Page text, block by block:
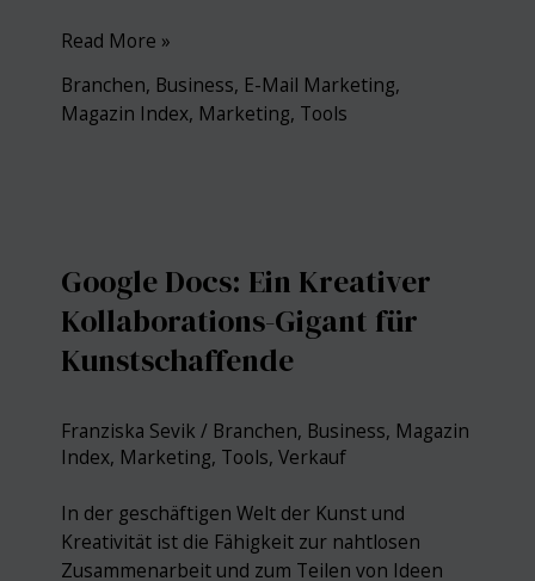
GetResponse:
E-
Mail-
Read More »
Branchen, Business, E-Mail Marketing,
Magazin Index, Marketing, Tools
Google Docs: Ein Kreativer
Kollaborations-Gigant für
Kunstschaffende
Franziska Sevik/ Branchen, Business, Magazin
Index, Marketing, Tools,Verkauf
In der geschäftigen Welt der Kunst und
Kreativität ist die Fähigkeit zur nahtlosen
Zusammenarbeit und zum Teilen von Ideen